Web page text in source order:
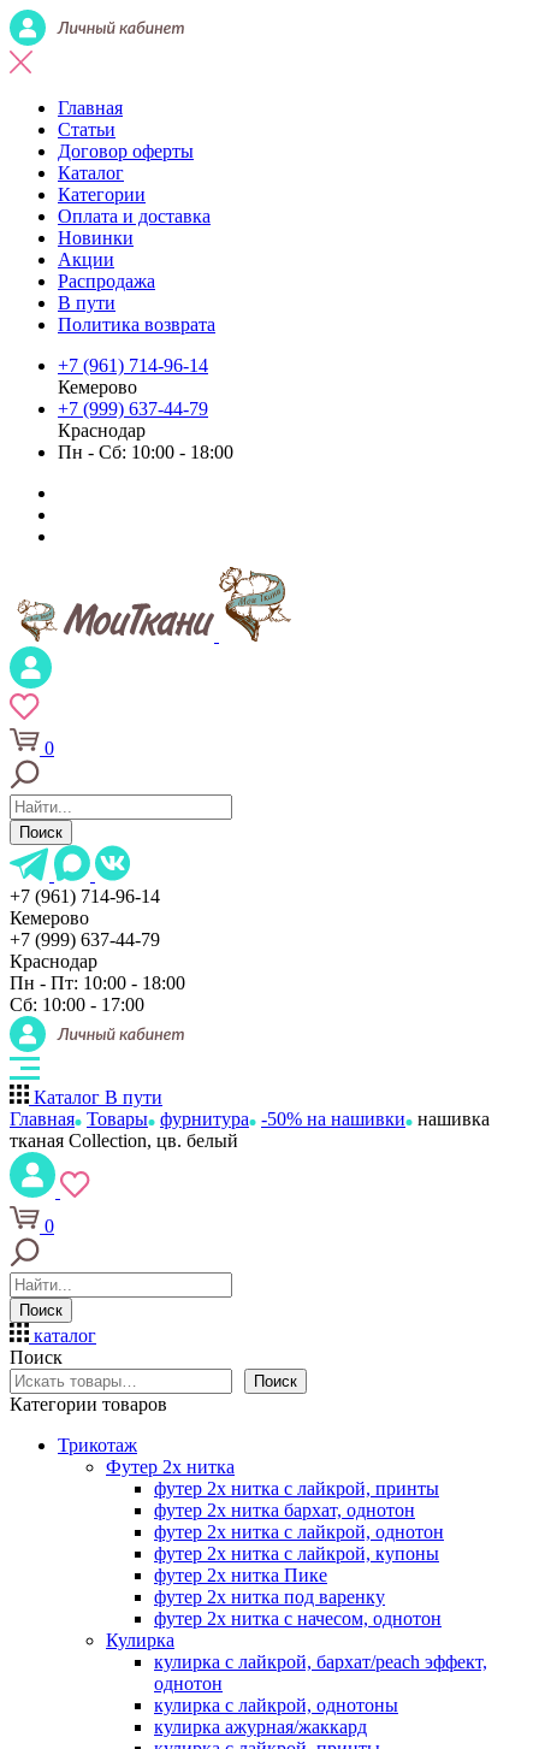
Главная
Статьи
Договор оферты
Каталог
Категории
Оплата и доставка
Новинки
Акции
Распродажа
В пути
Политика возврата
+7 (961) 714-96-14
Кемерово
+7 (999) 637-44-79
Краснодар
Пн - Сб: 10:00 - 18:00
0
Поиск
+7 (961) 714-96-14
Кемерово
+7 (999) 637-44-79
Краснодар
Пн - Пт: 10:00 - 18:00
Сб: 10:00 - 17:00
Каталог В пути
Главная Товары фурнитура -50% на нашивки
нашивка
тканая Collection, цв. белый
0
Поиск
каталог
Поиск
Поиск
Категории товаров
Трикотаж
Футер 2х нитка
футер 2х нитка с лайкрой, принты
футер 2х нитка бархат, однотон
футер 2х нитка с лайкрой, однотон
футер 2х нитка с лайкрой, купоны
футер 2х нитка Пике
футер 2х нитка под варенку
футер 2х нитка с начесом, однотон
Кулирка
кулирка с лайкрой, бархат/peach эффект,
однотон
кулирка с лайкрой, однотоны
кулирка ажурная/жаккард